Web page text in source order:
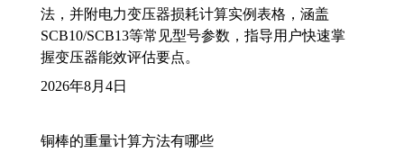
法，并附电力变压器损耗计算实例表格，涵盖
SCB10/SCB13等常见型号参数，指导用户快速掌
握变压器能效评估要点。
2026年8月4日
铜棒的重量计算方法有哪些